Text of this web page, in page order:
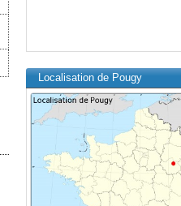
Localisation de Pougy